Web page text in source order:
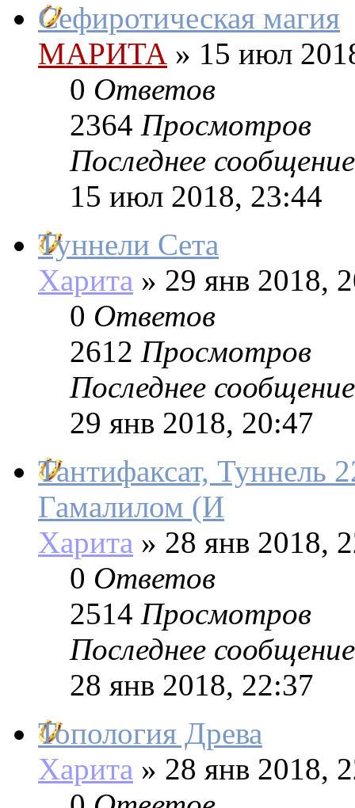
Сефиротическая магия
МАРИТА » 15 июл
0 Ответов
2364 Просмотров
Последнее сообщение
15 июл 2018, 23:44
Туннели Сета
Харита » 29 янв 2018,
0 Ответов
2612 Просмотров
Последнее сообщение
29 янв 2018, 20:47
Тантифаксат, Туннель
Гамалилом (И
Харита » 28 янв 2018,
0 Ответов
2514 Просмотров
Последнее сообщение
28 янв 2018, 22:37
Топология Древа
Харита » 28 янв 2018,